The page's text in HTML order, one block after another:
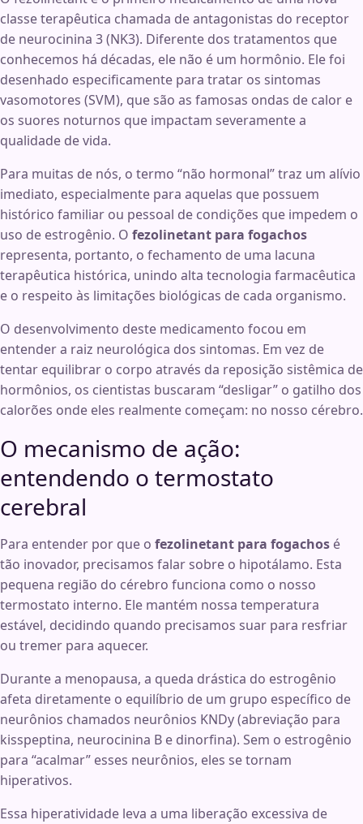
classe terapêutica chamada de antagonistas do receptor
de neurocinina 3 (NK3). Diferente dos tratamentos que
conhecemos há décadas, ele não é um hormônio. Ele foi
desenhado especificamente para tratar os sintomas
vasomotores (SVM), que são as famosas ondas de calor e
os suores noturnos que impactam severamente a
qualidade de vida.
Para muitas de nós, o termo “não hormonal” traz um alívio
imediato, especialmente para aquelas que possuem
histórico familiar ou pessoal de condições que impedem o
uso de estrogênio. O fezolinetant para fogachos
representa, portanto, o fechamento de uma lacuna
terapêutica histórica, unindo alta tecnologia farmacêutica
e o respeito às limitações biológicas de cada organismo.
O desenvolvimento deste medicamento focou em
entender a raiz neurológica dos sintomas. Em vez de
tentar equilibrar o corpo através da reposição sistêmica de
hormônios, os cientistas buscaram “desligar” o gatilho dos
calorões onde eles realmente começam: no nosso cérebro.
O mecanismo de ação:
entendendo o termostato
cerebral
Para entender por que o fezolinetant para fogachos é
tão inovador, precisamos falar sobre o hipotálamo. Esta
pequena região do cérebro funciona como o nosso
termostato interno. Ele mantém nossa temperatura
estável, decidindo quando precisamos suar para resfriar
ou tremer para aquecer.
Durante a menopausa, a queda drástica do estrogênio
afeta diretamente o equilíbrio de um grupo específico de
neurônios chamados neurônios KNDy (abreviação para
kisspeptina, neurocinina B e dinorfina). Sem o estrogênio
para “acalmar” esses neurônios, eles se tornam
hiperativos.
Essa hiperatividade leva a uma liberação excessiva de